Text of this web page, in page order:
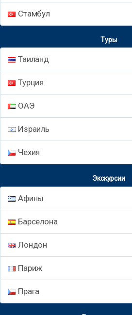
Стамбул
Туры
Таиланд
Турция
ОАЭ
Израиль
Чехия
Экскурсии
Афины
Барселона
Лондон
Париж
Прага